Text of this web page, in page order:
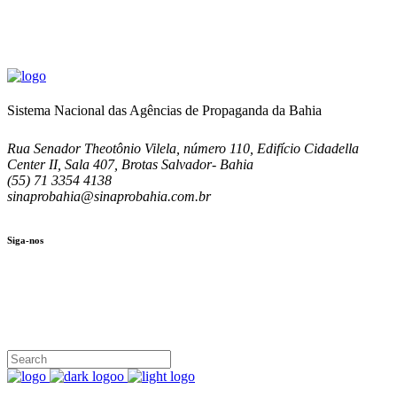
Sistema Nacional das Agências de Propaganda da Bahia
Rua Senador Theotônio Vilela, número 110, Edifício Cidadella
Center II, Sala 407, Brotas Salvador- Bahia
(55) 71 3354 4138
sinaprobahia@sinaprobahia.com.br
Siga-nos